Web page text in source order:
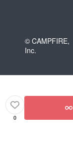
© CAMPFIRE,
Inc.
0